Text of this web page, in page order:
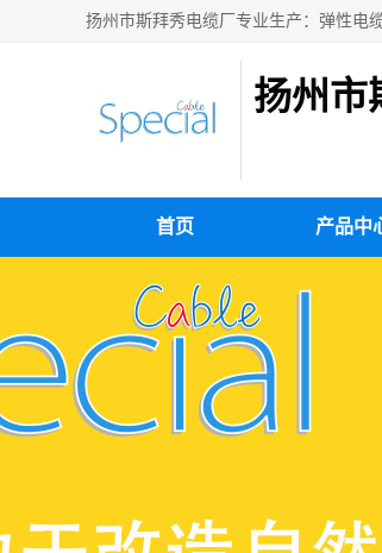
扬州市
首页 产品中